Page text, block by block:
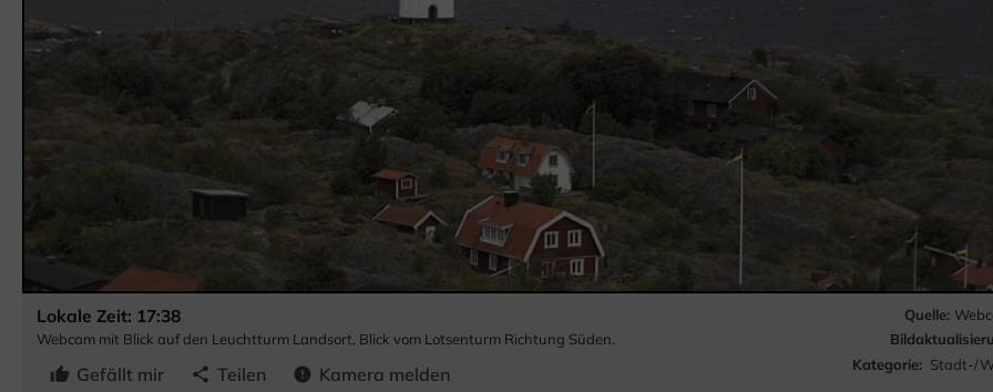
Lokale Zeit: 17:38
Webcam mit Blick auf den Leuchtturm Landsort, Blick vom Lotsenturm Richtung Süden.
thumb_up Gefällt mir share Teilen error Kamera melden
Quelle:
Kategorie: Stadt-/